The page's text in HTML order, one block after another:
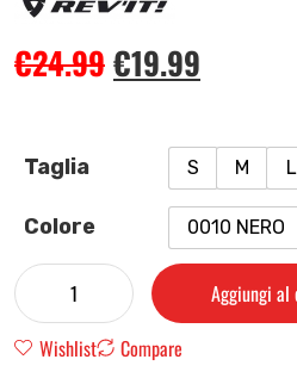
€24.99€19.99
Taglia S M L
Colore 0010 NERO
Aggiungi al
Wishlist
Compare